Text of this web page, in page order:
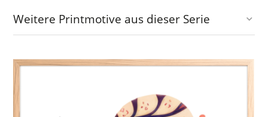
Weitere Printmotive aus dieser Serie